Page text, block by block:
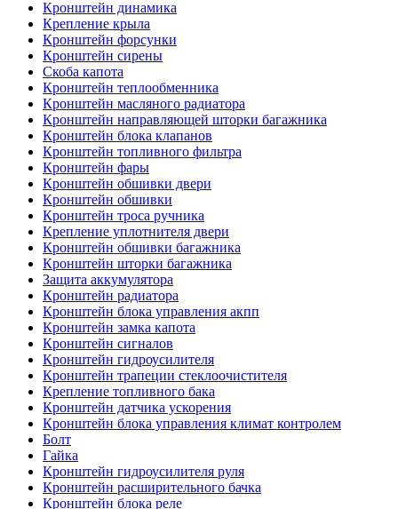
Кронштейн динамика
Крепление крыла
Кронштейн форсунки
Кронштейн сирены
Скоба капота
Кронштейн теплообменника
Кронштейн масляного радиатора
Кронштейн направляющей шторки багажника
Кронштейн блока клапанов
Кронштейн топливного фильтра
Кронштейн фары
Кронштейн обшивки двери
Кронштейн обшивки
Кронштейн троса ручника
Крепление уплотнителя двери
Кронштейн обшивки багажника
Кронштейн шторки багажника
Защита аккумулятора
Кронштейн радиатора
Кронштейн блока управления акпп
Кронштейн замка капота
Кронштейн сигналов
Кронштейн гидроусилителя
Кронштейн трапеции стеклоочистителя
Крепление топливного бака
Кронштейн датчика ускорения
Кронштейн блока управления климат контролем
Болт
Гайка
Кронштейн гидроусилителя руля
Кронштейн расширительного бачка
Кронштейн блока реле